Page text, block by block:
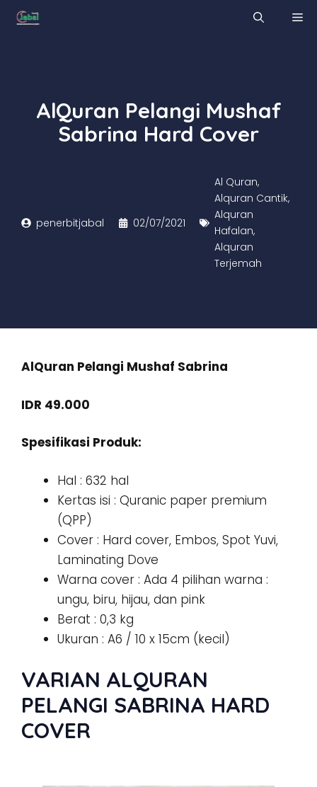
Skip
AlQuran Pelangi Mushaf
Sabrina Hard Cover
penerbitjabal 02/07/2021
Al Quran,
Alquran Cantik,
Alquran
Hafalan,
Alquran
Terjemah
AlQuran Pelangi Mushaf Sabrina
IDR 49.000
Spesifikasi Produk:
Hal : 632 hal
Kertas isi : Quranic paper premium
(QPP)
Cover : Hard cover, Embos, Spot Yuvi,
Laminating Dove⁣⁣
Warna cover : Ada 4 pilihan warna :
ungu, biru, hijau, dan pink⁣⁣
Berat : 0,3 kg
Ukuran : A6 / 10 x 15cm (kecil)
VARIAN ALQURAN
PELANGI SABRINA HARD
COVER